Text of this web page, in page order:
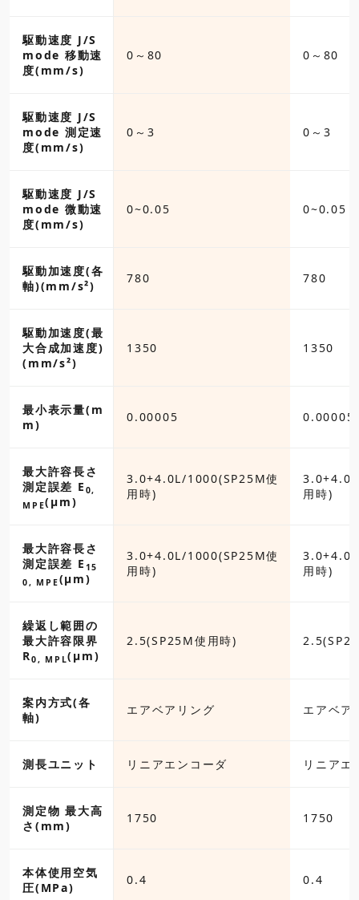
駆動速度 J/S
mode 移動速
度(mm/s)
0～80 0～80
駆動速度 J/S
mode 測定速
度(mm/s)
0～3 0～3
駆動速度 J/S
mode 微動速
度(mm/s)
0~0.05 0~0.05
駆動加速度(各
軸)(mm/s²)
780 780
駆動加速度(最
大合成加速度)
(mm/s²)
1350 1350
最小表示量(m
m)
0.00005 0.00005
最大許容長さ
測定誤差 E 0,
MPE(µm)
1000(SP25M使
3.0+4.0L/1000(SP25M使
用時)
用時)
最大許容長さ
測定誤差 E 15
0, MPE(µm)
1000(SP25M使
3.0+4.0L/1000(SP25M使
用時)
用時)
繰返し範囲の
最大許容限界
R0, MPL(µm)
使用時) 2.5(SP25M使用時)
案内方式(各
軸)
ング エアベアリング エアベア
測長ユニット
コーダ リニアエンコーダ リニアエ
測定物 最大高
さ(mm)
1750 1750
本体使用空気
圧(MPa)
0.4 0.4